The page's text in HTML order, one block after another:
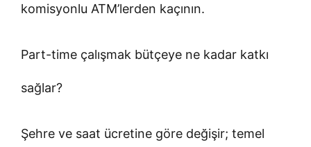
komisyonlu ATM’lerden kaçının.
Part-time çalışmak bütçeye ne kadar katkı
sağlar?
Şehre ve saat ücretine göre değişir; temel